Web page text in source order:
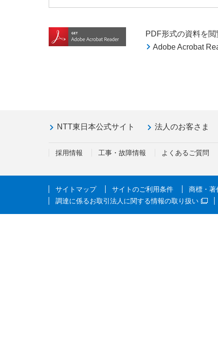
PDF形式の資料を
Adobe Acrobat
NTT東日本公式サイト 法人のお客さま
採用情報 工事・故障情報 よくあるご質問
サイトマップ サイトのご利用条件
商標・著
調達に係るお取引法人に関する情報の取り扱い